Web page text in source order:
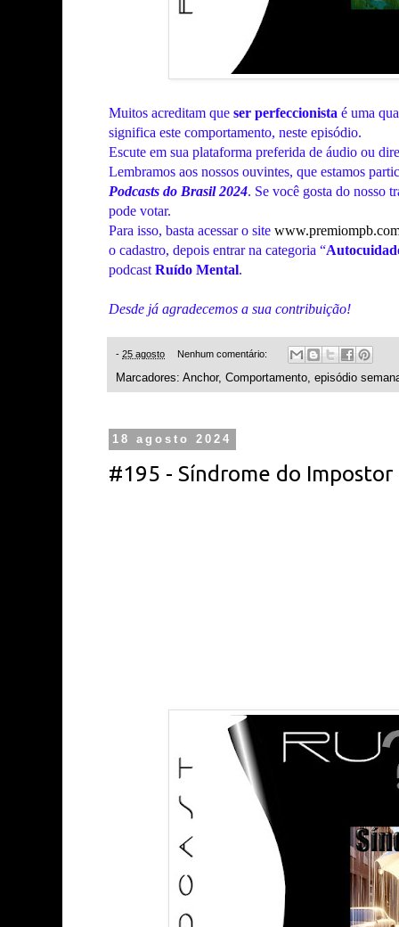
Muitos acreditam que ser perfeccionista é uma
significa este comportamento, neste episódio.
Escute em sua plataforma preferida de áudio ou
Lembramos aos nossos ouvintes, que estamos
Podcasts do Brasil 2024. Se você gosta do nosso
pode votar.
Para isso, basta acessar o site
o cadastro, depois entrar na categoria “
podcast Ruído Mental.
Desde já agradecemos a sua contribuição!
- 25 agosto Nenhum comentário:
Marcadores: Anchor, Comportamento, episódio
18 agosto 2024
#195 - Síndrome do Impostor